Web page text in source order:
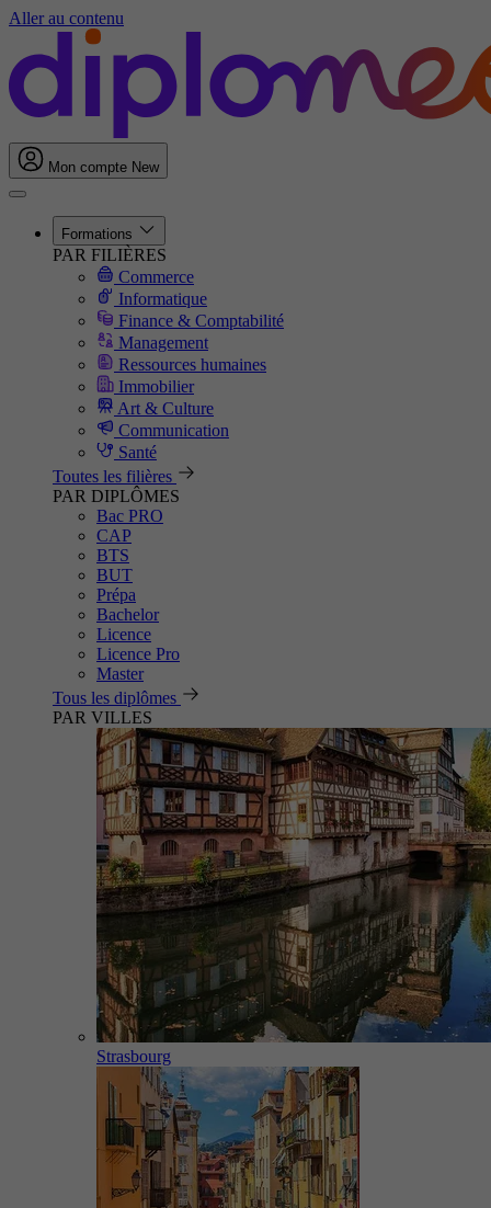
Aller au contenu
Mon compte New
Formations
PAR FILIÈRES
Commerce
Informatique
Finance & Comptabilité
Management
Ressources humaines
Immobilier
Art & Culture
Communication
Santé
Toutes les filières
PAR DIPLÔMES
Bac PRO
CAP
BTS
BUT
Prépa
Bachelor
Licence
Licence Pro
Master
Tous les diplômes
PAR VILLES
Strasbourg